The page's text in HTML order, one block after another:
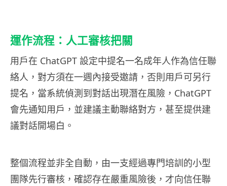
運作流程：人工審核把關
用戶在 ChatGPT 設定中提名一名成年人作為信任聯
絡人，對方須在一週內接受邀請，否則用戶可另行
提名，當系統偵測到對話出現潛在風險，ChatGPT
會先通知用戶，並建議主動聯絡對方，甚至提供建
議對話開場白。
整個流程並非全自動，由一支經過專門培訓的小型
團隊先行審核，確認存在嚴重風險後，才向信任聯